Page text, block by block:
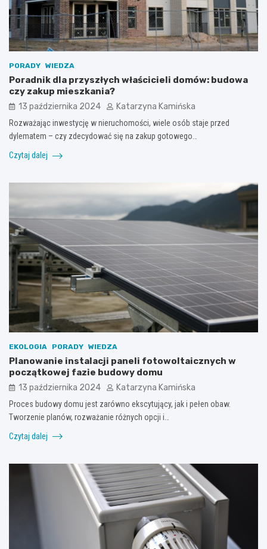
PORADY WIEDZA
Poradnik dla przyszłych właścicieli domów: budowa
czy zakup mieszkania?
13 października 2024 Katarzyna Kamińska
Rozważając inwestycję w nieruchomości, wiele osób staje przed
dylematem – czy zdecydować się na zakup gotowego…
Czytaj dalej
EKOLOGIA PORADY WIEDZA
Planowanie instalacji paneli fotowoltaicznych w
początkowej fazie budowy domu
13 października 2024 Katarzyna Kamińska
Proces budowy domu jest zarówno ekscytujący, jak i pełen obaw.
Tworzenie planów, rozważanie różnych opcji i…
Czytaj dalej